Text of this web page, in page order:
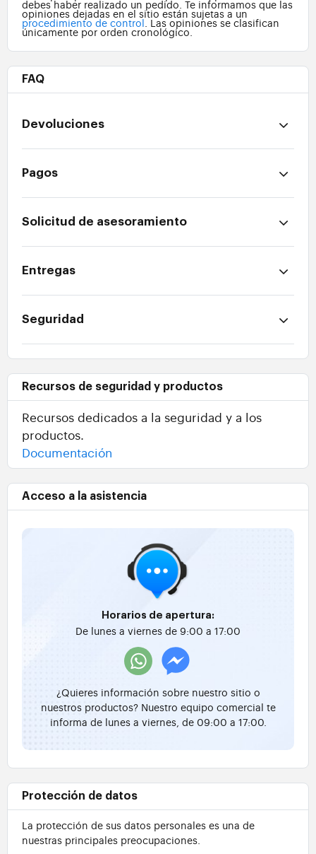
debes haber realizado un pedido. Te informamos que las
opiniones dejadas en el sitio están sujetas a un
procedimiento de control . Las opiniones se clasifican
únicamente por orden cronológico.
FAQ
Devoluciones
Pagos
Solicitud de asesoramiento
Entregas
Seguridad
Recursos de seguridad y productos
Recursos dedicados a la seguridad y a los
productos.
Documentación
Acceso a la asistencia
Horarios de apertura:
De lunes a viernes de 9:00 a 17:00
¿Quieres información sobre nuestro sitio o
nuestros productos? Nuestro equipo comercial te
informa de lunes a viernes, de 09:00 a 17:00.
Protección de datos
La protección de sus datos personales es una de
nuestras principales preocupaciones.